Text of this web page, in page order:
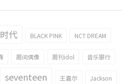
代 BLACK PINK NCT DREAM
周间偶像 周刊idol 音乐银行
seventeen 王嘉尔 Jackson